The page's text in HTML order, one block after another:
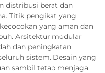
distribusi berat dan
Titik pengikat yang
yang aman dan
Arsitektur modular
dan peningkatan
sistem. Desain yang
sambil tetap menjaga